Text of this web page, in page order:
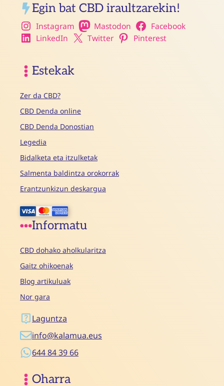
Egin bat CBD iraultzarekin!
Instagram Mastodon
Facebook
LinkedIn
Twitter Pinterest
Estekak
Zer da CBD?
CBD Denda online
CBD Denda Donostian
Legedia
Bidalketa eta itzulketak
Salmenta baldintza orokorrak
Erantzunkizun deskargua
Informatu
CBD dohako aholkularitza
Gaitz ohikoenak
Blog artikuluak
Nor gara
Laguntza
info@kalamua.eus
644 84 39 66
Oharra